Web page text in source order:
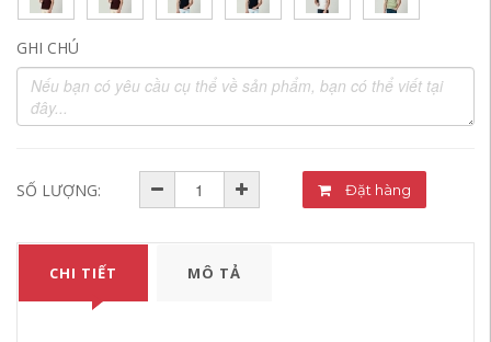
GHI CHÚ
SỐ LƯỢNG: Đặt hàng
CHI TIẾT MÔ TẢ